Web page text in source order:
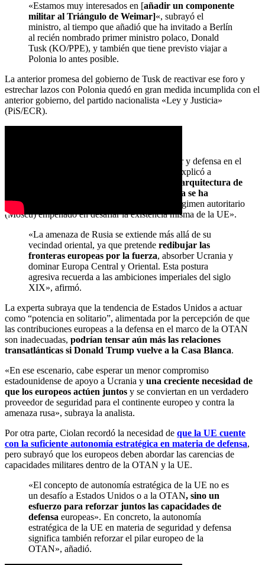
«Estamos muy interesados en [añadir un componente
militar al Triángulo de Weimar]«, subrayó el
ministro, al tiempo que añadió que ha invitado a Berlín
al recién nombrado primer ministro polaco, Donald
Tusk (KO/PPE), y también que tiene previsto viajar a
Polonia lo antes posible.
La anterior promesa del gobierno de Tusk de reactivar ese foro y
estrechar lazos con Polonia quedó en gran medida incumplida con el
anterior gobierno, del partido nacionalista «Ley y Justicia»
(PiS/ECR).
Ionela Maria Ciolan, analista de política exterior y defensa en el
centro de estudios europeos Wilfried Martens, explicó a
la arquitectura de
seguridad europea posterior a la Guerra Fría se ha
derrumbado
y «ahora nos enfrentamos a un régimen autoritario
(Moscú) empeñado en desafiar la existencia misma de la UE».
«La amenaza de Rusia se extiende más allá de su
vecindad oriental, ya que pretende redibujar las
fronteras europeas por la fuerza, absorber Ucrania y
dominar Europa Central y Oriental. Esta postura
agresiva recuerda a las ambiciones imperiales del siglo
XIX», afirmó.
La experta subraya que la tendencia de Estados Unidos a actuar
como “potencia en solitario”, alimentada por la percepción de que
las contribuciones europeas a la defensa en el marco de la OTAN
son inadecuadas, podrían tensar aún más las relaciones
transatlánticas si Donald Trump vuelve a la Casa Blanca.
«En ese escenario, cabe esperar un menor compromiso
estadounidense de apoyo a Ucrania y una creciente necesidad de
que los europeos actúen juntos y se conviertan en un verdadero
proveedor de seguridad para el continente europeo y contra la
amenaza rusa», subraya la analista.
Por otra parte, Ciolan recordó la necesidad de que la UE cuente
con la suficiente autonomía estratégica en materia de defensa,
pero subrayó que los europeos deben abordar las carencias de
capacidades militares dentro de la OTAN y la UE.
«El concepto de autonomía estratégica de la UE no es
un desafío a Estados Unidos o a la OTAN, sino un
esfuerzo para reforzar juntos las capacidades de
defensa europeas». En concreto, la autonomía
estratégica de la UE en materia de seguridad y defensa
significa también reforzar el pilar europeo de la
OTAN», añadió.